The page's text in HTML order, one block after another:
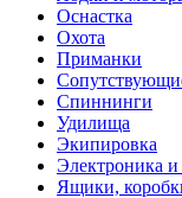
Оснастка
Охота
Приманки
Спиннинги
Удилища
Экипировка
Электроника и
Ящики,